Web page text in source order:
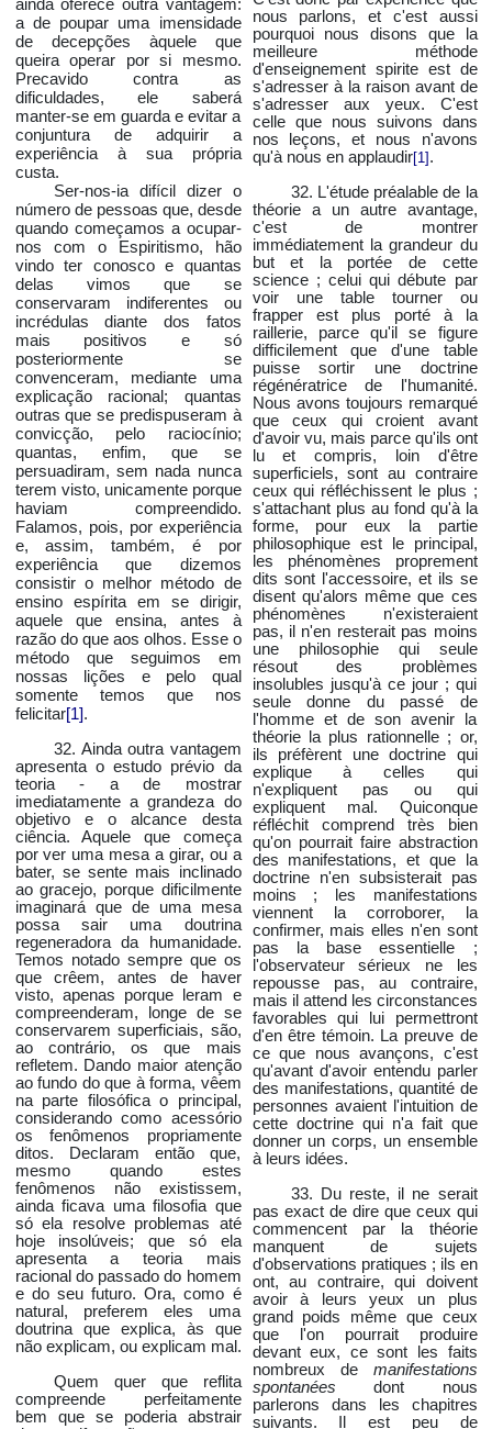
ainda oferece outra vantagem:
a de poupar uma imensidade
de decepções àquele que
queira operar por si mesmo.
Precavido contra as
dificuldades, ele saberá
manter-se em guarda e evitar a
conjuntura de adquirir a
experiência à sua própria
custa.
Ser-nos-ia difícil dizer o
número de pessoas que, desde
quando começamos a ocupar-
nos com o Espiritismo, hão
vindo ter conosco e quantas
delas vimos que se
conservaram indiferentes ou
incrédulas diante dos fatos
mais positivos e só
posteriormente se
convenceram, mediante uma
explicação racional; quantas
outras que se predispuseram à
convicção, pelo raciocínio;
quantas, enfim, que se
persuadiram, sem nada nunca
terem visto, unicamente porque
haviam compreendido.
Falamos, pois, por experiência
e, assim, também, é por
experiência que dizemos
consistir o melhor método de
ensino espírita em se dirigir,
aquele que ensina, antes à
razão do que aos olhos. Esse o
método que seguimos em
nossas lições e pelo qual
somente temos que nos
felicitar[1].
32. Ainda outra vantagem
apresenta o estudo prévio da
teoria - a de mostrar
imediatamente a grandeza do
objetivo e o alcance desta
ciência. Aquele que começa
por ver uma mesa a girar, ou a
bater, se sente mais inclinado
ao gracejo, porque dificilmente
imaginará que de uma mesa
possa sair uma doutrina
regeneradora da humanidade.
Temos notado sempre que os
que crêem, antes de haver
visto, apenas porque leram e
compreenderam, longe de se
conservarem superficiais, são,
ao contrário, os que mais
refletem. Dando maior atenção
ao fundo do que à forma, vêem
na parte filosófica o principal,
considerando como acessório
os fenômenos propriamente
ditos. Declaram então que,
mesmo quando estes
fenômenos não existissem,
ainda ficava uma filosofia que
só ela resolve problemas até
hoje insolúveis; que só ela
apresenta a teoria mais
racional do passado do homem
e do seu futuro. Ora, como é
natural, preferem eles uma
doutrina que explica, às que
não explicam, ou explicam mal.
Quem quer que reflita
compreende perfeitamente
bem que se poderia abstrair
nous parlons, et c'est aussi
pourquoi nous disons que la
meilleure méthode
d'enseignement spirite est de
s'adresser à la raison avant de
s'adresser aux yeux. C'est
celle que nous suivons dans
nos leçons, et nous n'avons
qu'à nous en applaudir[1] .
32. L'étude préalable de la
théorie a un autre avantage,
c'est de montrer
immédiatement la grandeur du
but et la portée de cette
science ; celui qui débute par
voir une table tourner ou
frapper est plus porté à la
raillerie, parce qu'il se figure
difficilement que d'une table
puisse sortir une doctrine
régénératrice de l'humanité.
Nous avons toujours remarqué
que ceux qui croient avant
d'avoir vu, mais parce qu'ils ont
lu et compris, loin d'être
superficiels, sont au contraire
ceux qui réfléchissent le plus ;
s'attachant plus au fond qu'à la
forme, pour eux la partie
philosophique est le principal,
les phénomènes proprement
dits sont l'accessoire, et ils se
disent qu'alors même que ces
phénomènes n'existeraient
pas, il n'en resterait pas moins
une philosophie qui seule
résout des problèmes
insolubles jusqu'à ce jour ; qui
seule donne du passé de
l'homme et de son avenir la
théorie la plus rationnelle ; or,
ils préfèrent une doctrine qui
explique à celles qui
n'expliquent pas ou qui
expliquent mal. Quiconque
réfléchit comprend très bien
qu'on pourrait faire abstraction
des manifestations, et que la
doctrine n'en subsisterait pas
moins ; les manifestations
viennent la corroborer, la
confirmer, mais elles n'en sont
pas la base essentielle ;
l'observateur sérieux ne les
repousse pas, au contraire,
mais il attend les circonstances
favorables qui lui permettront
d'en être témoin. La preuve de
ce que nous avançons, c'est
qu'avant d'avoir entendu parler
des manifestations, quantité de
personnes avaient l'intuition de
cette doctrine qui n'a fait que
donner un corps, un ensemble
à leurs idées.
33. Du reste, il ne serait
pas exact de dire que ceux qui
commencent par la théorie
manquent de sujets
d'observations pratiques ; ils en
ont, au contraire, qui doivent
avoir à leurs yeux un plus
grand poids même que ceux
que l'on pourrait produire
devant eux, ce sont les faits
nombreux de manifestations
spontanées dont nous
parlerons dans les chapitres
suivants. Il est peu de